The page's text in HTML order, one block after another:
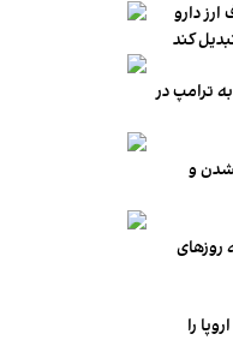
دارو
ترامپ در
شدن و
روزهای
را